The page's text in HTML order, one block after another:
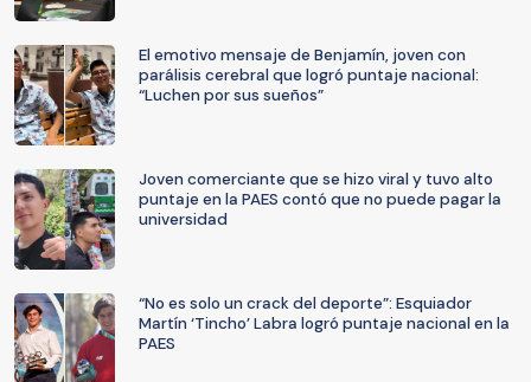
El emotivo mensaje de Benjamín, joven con
parálisis cerebral que logró puntaje nacional:
“Luchen por sus sueños”
Joven comerciante que se hizo viral y tuvo alto
puntaje en la PAES contó que no puede pagar la
universidad
“No es solo un crack del deporte”: Esquiador
Martín ‘Tincho’ Labra logró puntaje nacional en la
PAES